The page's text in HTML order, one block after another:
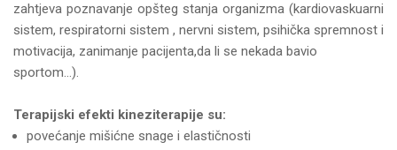
zahtjeva poznavanje opšteg stanja organizma (kardiovaskuarni
sistem, respiratorni sistem , nervni sistem, psihička spremnost i
motivacija, zanimanje pacijenta,da li se nekada bavio
sportom…).
Terapijski efekti kineziterapije su:
povećanje mišićne snage i elastičnosti